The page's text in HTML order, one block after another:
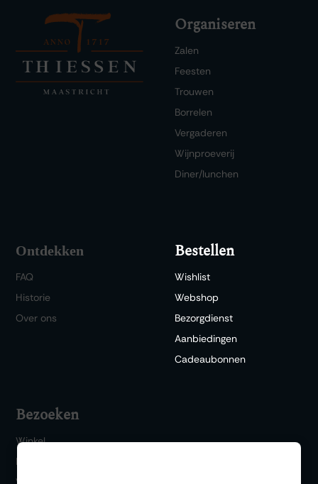
Organiseren
Zalen
Feesten
Trouwen
Borrelen
Vergaderen
Wijnproeverij
Diner/lunchen
Ontdekken
FAQ
Historie
Over ons
Bestellen
Wishlist
Webshop
Bezorgdienst
Aanbiedingen
Cadeaubonnen
Bezoeken
Winkel
Bar 1717